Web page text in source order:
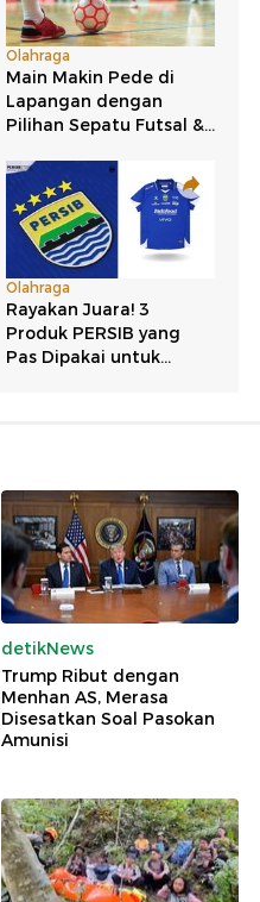
detikNews
Trump Ribut dengan
Menhan AS, Merasa
Disesatkan Soal Pasokan
Amunisi